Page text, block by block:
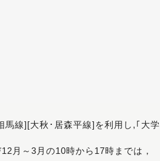
線][大秋･居森平線]を利用し,｢大学
月～3月の10時から17時までは，